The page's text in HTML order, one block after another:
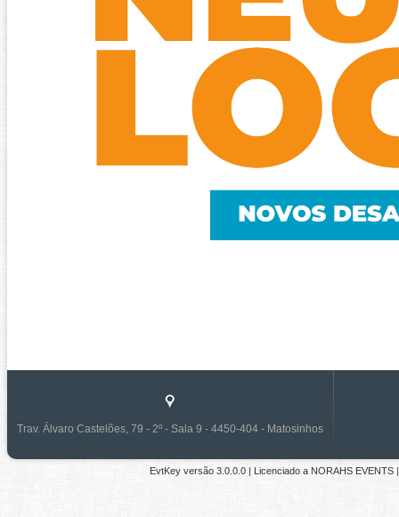
Trav. Álvaro Castelões, 79 - 2º - Sala 9 - 4450-404 - Matosinhos
EvtKey versão 3.0.0.0| Licenciado a NORAHS EVENTS